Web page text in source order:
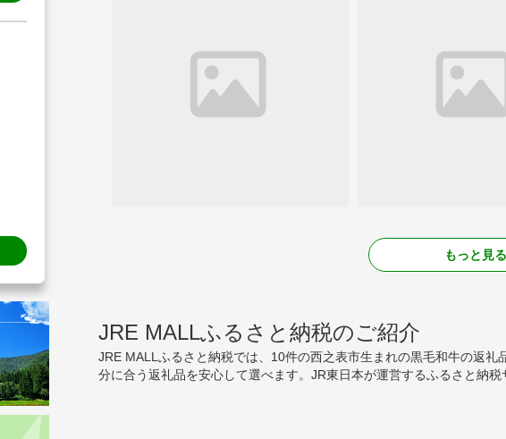
もっと見る
JRE MALLふるさと納税のご紹介
JRE MALLふるさと納税では、10件の西之表市生まれの黒毛和牛の返
分に合う返礼品を安心して選べます。JR東日本が運営するふるさと納税